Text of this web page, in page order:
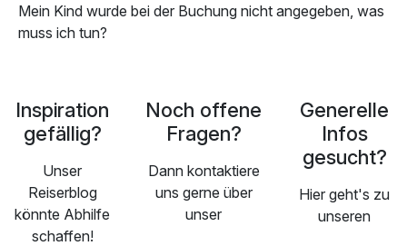
Mein Kind wurde bei der Buchung nicht angegeben, was
muss ich tun?
Inspiration
gefällig?
Unser
Reiserblog
könnte Abhilfe
schaffen!
Noch offene
Fragen?
Dann kontaktiere
uns gerne über
unser
Generelle
Infos
gesucht?
Hier geht's zu
unseren